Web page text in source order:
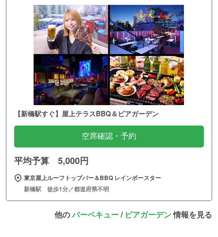
【新橋駅すぐ】屋上テラスBBQ＆ビアガーデン
空席確認・予約
平均予算 5,000円
東京屋上ルーフトップバー＆BBQ レインボースター
新橋駅 徒歩1分／都道府県不明
他のバーベキュー/ ビアガーデン情報を見る